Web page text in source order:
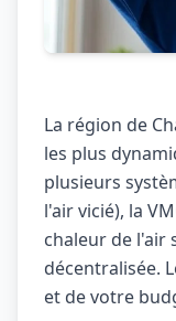
La région de
les plus
plusieurs
l'air vicié), la
chaleur de l'air
décentralisée.
et de votre